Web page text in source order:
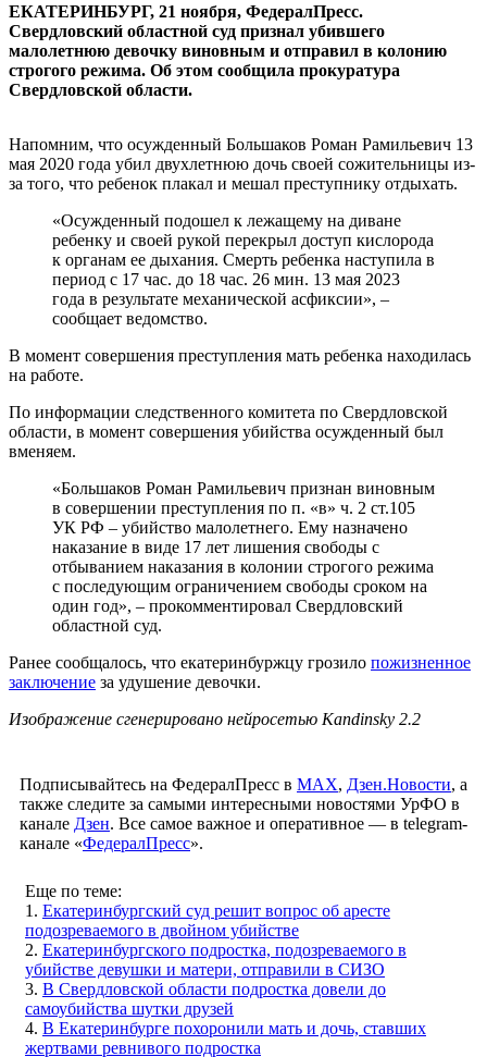
ЕКАТЕРИНБУРГ, 21 ноября, ФедералПресс.
Свердловский областной суд признал убившего
малолетнюю девочку виновным и отправил в колонию
строгого режима. Об этом сообщила прокуратура
Свердловской области.
Напомним, что осужденный Большаков Роман Рамильевич 13
мая 2020 года убил двухлетнюю дочь своей сожительницы из-
за того, что ребенок плакал и мешал преступнику отдыхать.
«Осужденный подошел к лежащему на диване
ребенку и своей рукой перекрыл доступ кислорода
к органам ее дыхания. Смерть ребенка наступила в
период с 17 час. до 18 час. 26 мин. 13 мая 2023
года в результате механической асфиксии», –
сообщает ведомство.
В момент совершения преступления мать ребенка находилась
на работе.
По информации следственного комитета по Свердловской
области, в момент совершения убийства осужденный был
вменяем.
«Большаков Роман Рамильевич признан виновным
в совершении преступления по п. «в» ч. 2 ст.105
УК РФ – убийство малолетнего. Ему назначено
наказание в виде 17 лет лишения свободы с
отбыванием наказания в колонии строгого режима
с последующим ограничением свободы сроком на
один год», – прокомментировал Свердловский
областной суд.
Ранее сообщалось, что екатеринбуржцу грозило пожизненное
заключение за удушение девочки.
Изображение сгенерировано нейросетью Kandinsky 2.2
Подписывайтесь на ФедералПресс в МАХ, Дзен.Новости, а
также следите за самыми интересными новостями УрФО в
канале Дзен. Все самое важное и оперативное — в telegram-
канале «ФедералПресс».
Еще по теме:
1. Екатеринбургский суд решит вопрос об аресте
подозреваемого в двойном убийстве
2. Екатеринбургского подростка, подозреваемого в
убийстве девушки и матери, отправили в СИЗО
3. В Свердловской области подростка довели до
самоубийства шутки друзей
4. В Екатеринбурге похоронили мать и дочь, ставших
жертвами ревнивого подростка